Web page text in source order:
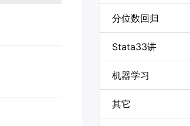
分位数回归
Stata33讲
机器学习
其它